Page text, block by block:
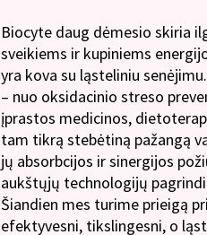
Biocyte daug dėmesio skiria
sveikiems ir kupiniems
yra kova su ląsteliniu
– nuo oksidacinio streso
įprastos medicinos,
tam tikrą stebėtiną pažangą
jų absorbcijos ir sinergijos
aukštųjų technologijų
Šiandien mes turime prieigą
efektyvesni, tikslingesni, o